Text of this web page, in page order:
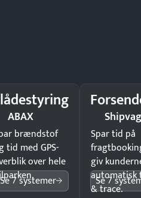
ABAX
brændstof
tid med GPS-
over hele
Se 7 systemer
Spar tid på
giv
automatisk
& trace.
Se 7